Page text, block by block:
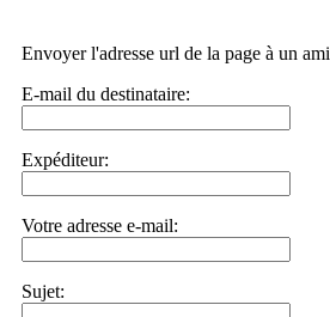
Envoyer l'adresse url de la page à un ami
E-mail du destinataire:
Expéditeur:
Votre adresse e-mail:
Sujet: